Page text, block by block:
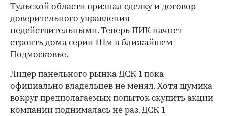
Тульской области признал сделку и договор
доверительного управления
недействительными. Теперь ПИК начнет
строить дома серии 111м в ближайшем
Подмосковье.
Лидер панельного рынка ДСК-1 пока
официально владельцев не менял. Хотя шумиха
вокруг предполагаемых попыток скупить акции
компании поднималась не раз. ДСК-1